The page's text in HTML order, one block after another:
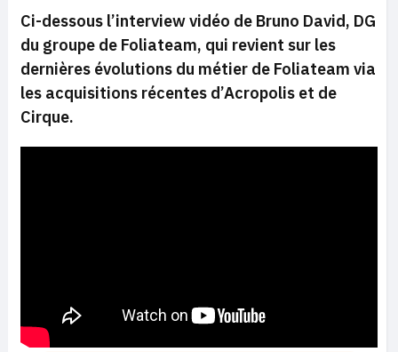
Ci-dessous l’interview vidéo de Bruno David, DG
du groupe de Foliateam, qui revient sur les
dernières évolutions du métier de Foliateam via
les acquisitions récentes d’Acropolis et de
Cirque.